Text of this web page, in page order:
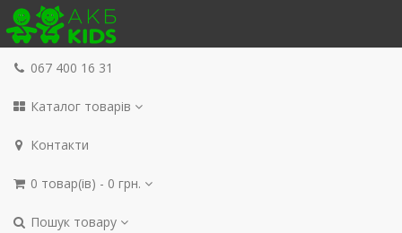
067 400 16 31
Каталог товарів
Контакти
0 товар(ів) - 0 грн.
Пошук товару